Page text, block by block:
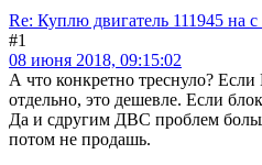
Re: Куплю двигатель 111945 на с
#1
08 июня 2018, 09:15:02
А что конкретно треснуло?
отдельно, это дешевле. Если
Да и сдругим ДВС проблем
потом не продашь.